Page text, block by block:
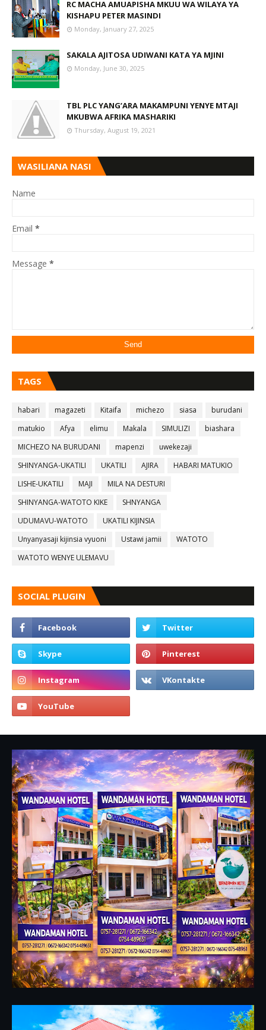
RC MACHA AMUAPISHA MKUU WA WILAYA YA
KISHAPU PETER MASINDI
Monday, January 27, 2025
SAKALA AJITOSA UDIWANI KATA YA MJINI
Monday, June 30, 2025
TBL PLC YANG’ARA MAKAMPUNI YENYE MTAJI
MKUBWA AFRIKA MASHARIKI
Thursday, August 19, 2021
WASILIANA NASI
Name
Email *
Message *
TAGS
habari magazeti Kitaifa michezo siasa
burudani
matukio
Afya elimu Makala SIMULIZI
biashara
MICHEZO NA BURUDANI
mapenzi
uwekezaji
SHINYANGA-UKATILI
UKATILI AJIRA
HABARI MATUKIO
LISHE-UKATILI
MAJI
MILA NA DESTURI
SHINYANGA-WATOTO KIKE
SHNYANGA
UDUMAVU-WATOTO
UKATILI KIJINSIA
Unyanyasaji kijinsia vyuoni
Ustawi jamii
WATOTO
WATOTO WENYE ULEMAVU
SOCIAL PLUGIN